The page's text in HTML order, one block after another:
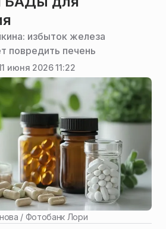
избыток железа
повредить печень
июня 2026 11:22
/ Фотобанк Лори